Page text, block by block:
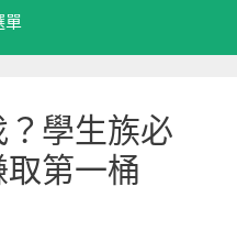
單
學生族必
第一桶